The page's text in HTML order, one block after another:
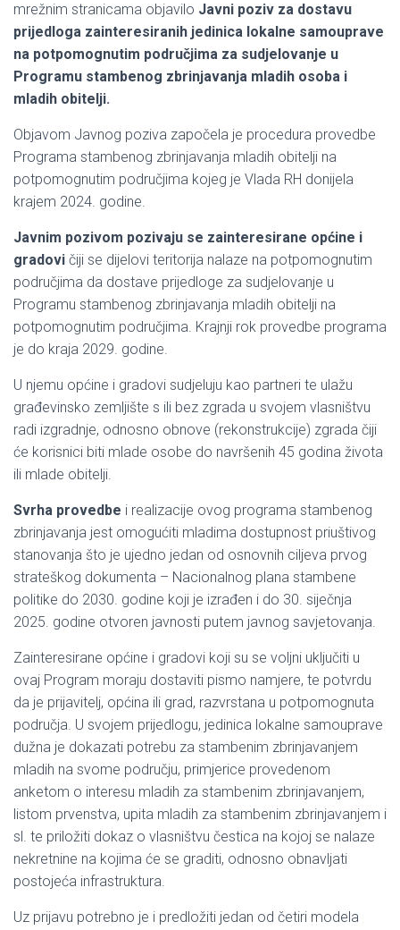
mrežnim stranicama objavilo Javni poziv za dostavu
prijedloga zainteresiranih jedinica lokalne samouprave
na potpomognutim područjima za sudjelovanje u
Programu stambenog zbrinjavanja mladih osoba i
mladih obitelji.
Objavom Javnog poziva započela je procedura provedbe
Programa stambenog zbrinjavanja mladih obitelji na
potpomognutim područjima kojeg je Vlada RH donijela
krajem 2024. godine.
Javnim pozivom pozivaju se zainteresirane općine i
gradovi čiji se dijelovi teritorija nalaze na potpomognutim
područjima da dostave prijedloge za sudjelovanje u
Programu stambenog zbrinjavanja mladih obitelji na
potpomognutim područjima. Krajnji rok provedbe programa
je do kraja 2029. godine.
U njemu općine i gradovi sudjeluju kao partneri te ulažu
građevinsko zemljište s ili bez zgrada u svojem vlasništvu
radi izgradnje, odnosno obnove (rekonstrukcije) zgrada čiji
će korisnici biti mlade osobe do navršenih 45 godina života
ili mlade obitelji.
Svrha provedbe i realizacije ovog programa stambenog
zbrinjavanja jest omogućiti mladima dostupnost priuštivog
stanovanja što je ujedno jedan od osnovnih ciljeva prvog
strateškog dokumenta – Nacionalnog plana stambene
politike do 2030. godine koji je izrađen i do 30. siječnja
2025. godine otvoren javnosti putem javnog savjetovanja.
Zainteresirane općine i gradovi koji su se voljni uključiti u
ovaj Program moraju dostaviti pismo namjere, te potvrdu
da je prijavitelj, općina ili grad, razvrstana u potpomognuta
područja. U svojem prijedlogu, jedinica lokalne samouprave
dužna je dokazati potrebu za stambenim zbrinjavanjem
mladih na svome području, primjerice provedenom
anketom o interesu mladih za stambenim zbrinjavanjem,
listom prvenstva, upita mladih za stambenim zbrinjavanjem i
sl. te priložiti dokaz o vlasništvu čestica na kojoj se nalaze
nekretnine na kojima će se graditi, odnosno obnavljati
postojeća infrastruktura.
Uz prijavu potrebno je i predložiti jedan od četiri modela